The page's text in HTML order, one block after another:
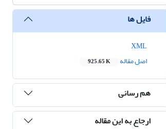
فایل ها
اصل مقاله
925.65 K
هم رسانی
ارجاع به این مقاله